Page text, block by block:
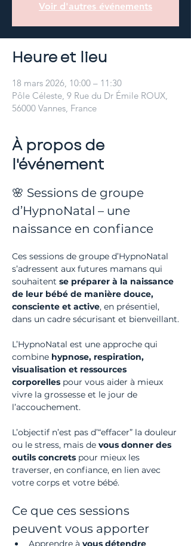
Voir d'autres événements
Heure et lieu
18 mars 2026, 10:00 – 11:30
Pôle Céleste, 9 Rue du Dr Émile ROUX,
56000 Vannes, France
À propos de
l'événement
🌸 Sessions de groupe
d’HypnoNatal – une
naissance en confiance
Ces sessions de groupe d’HypnoNatal
s’adressent aux futures mamans qui
souhaitent se préparer à la naissance
de leur bébé de manière douce,
consciente et active, en présentiel,
dans un cadre sécurisant et bienveillant.
L’HypnoNatal est une approche qui
combine hypnose, respiration,
visualisation et ressources
corporelles pour vous aider à mieux
vivre la grossesse et le jour de
l’accouchement.
L’objectif n’est pas d’“effacer” la douleur
ou le stress, mais de vous donner des
outils concrets pour mieux les
traverser, en confiance, en lien avec
votre corps et votre bébé.
Ce que ces sessions
peuvent vous apporter
Apprendre à vous détendre